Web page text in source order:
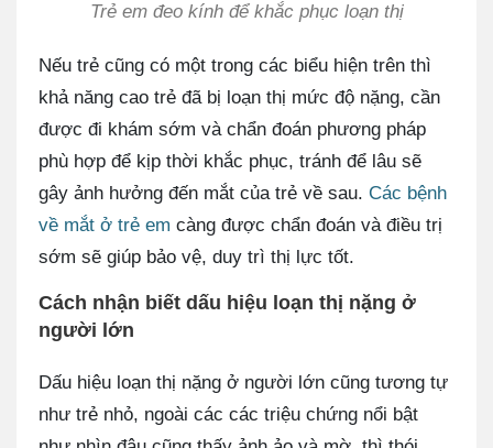
Trẻ em đeo kính để khắc phục loạn thị
Nếu trẻ cũng có một trong các biểu hiện trên thì
khả năng cao trẻ đã bị loạn thị mức độ nặng, cần
được đi khám sớm và chẩn đoán phương pháp
phù hợp để kịp thời khắc phục, tránh để lâu sẽ
gây ảnh hưởng đến mắt của trẻ về sau. Các bệnh
về mắt ở trẻ em càng được chẩn đoán và điều trị
sớm sẽ giúp bảo vệ, duy trì thị lực tốt.
Cách nhận biết dấu hiệu loạn thị nặng ở
người lớn
Dấu hiệu loạn thị nặng ở người lớn cũng tương tự
như trẻ nhỏ, ngoài các các triệu chứng nổi bật